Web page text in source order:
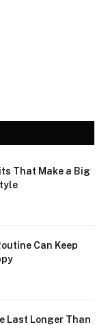
That Make a Big
Can Keep
Last Longer Than